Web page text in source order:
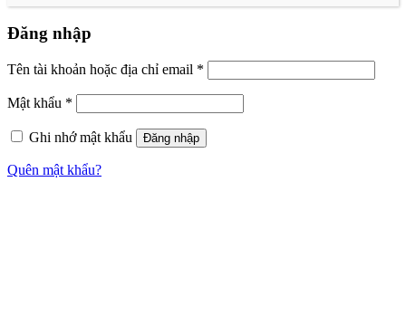
Đăng nhập
Tên tài khoản hoặc địa chỉ email *
Mật khẩu *
Ghi nhớ mật khẩu Đăng nhập
Quên mật khẩu?